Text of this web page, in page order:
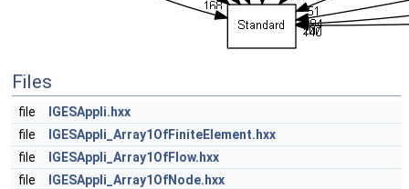
Files
file
IGESAppli.hxx
file
IGESAppli_Array1OfFiniteElement.hxx
file
IGESAppli_Array1OfFlow.hxx
file
IGESAppli_Array1OfNode.hxx